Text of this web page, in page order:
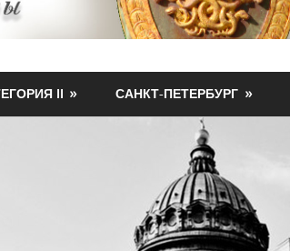
II САНКТ-ПЕТЕРБУРГ